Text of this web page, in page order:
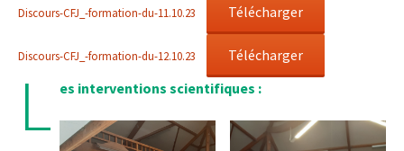
Discours-CFJ_-formation-du-11.10.23 Télécharger
Discours-CFJ_-formation-du-12.10.23 Télécharger
L es interventions scientifiques :